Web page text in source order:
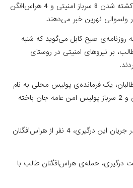
مسؤولان در ولایت بغلان، از کشته شدن 8 سرباز امنیتی و 4 هراس‌افگن
نهرین خبر می‌دهند.
روزنامه‌ی صبح کابل می‌گوید که شنبه
بر نیروهای امنیتی در روستای
یک فرمانده‌ی پولیس محلی به نام
سردار، 5 نیروی خیزش مردمی و 2 سرباز پولیس امن عامه جان باخته
آقای اکبری علاوه می‌کند که در جریان این درگیری، 4 نفر از هراس‌افگنان
حمله‌ی هراس‌افگنان طالب با